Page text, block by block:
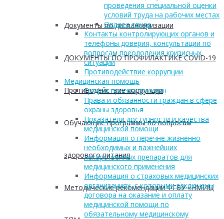
Документы по диспансеризации
ДОКУМЕНТЫ ПО ПРОФИЛАКТИКЕ COVID-19
Противодействие коррупции
Обучающие программы по вопросам
здорового питания
Методические рекомендации ФГБУ «НМИЦ
проведения специальной оценки
условий труда на рабочих местах
Оплата труда
Контакты контролирующих органов и
телефоны доверия, консультации по
вопросам преодоления кризисных
ситуаций
Противодействие коррупции
Медицинская помощь
График приема граждан
Права и обязанности граждан в сфере
охраны здоровья
Показатели доступности и качества
медицинской помощи
Информация о перечне жизненно
необходимых и важнейших
лекарственных препаратов для
медицинского применения
Информация о страховых медицинских
организациях, с которыми заключены
договора на оказание и оплату
медицинской помощи по
обязательному медицинскому